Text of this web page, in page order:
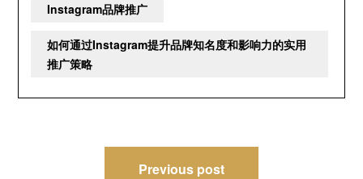
Instagram品牌推广
如何通过Instagram提升品牌知名度和影响力的实用
推广策略
Previous post